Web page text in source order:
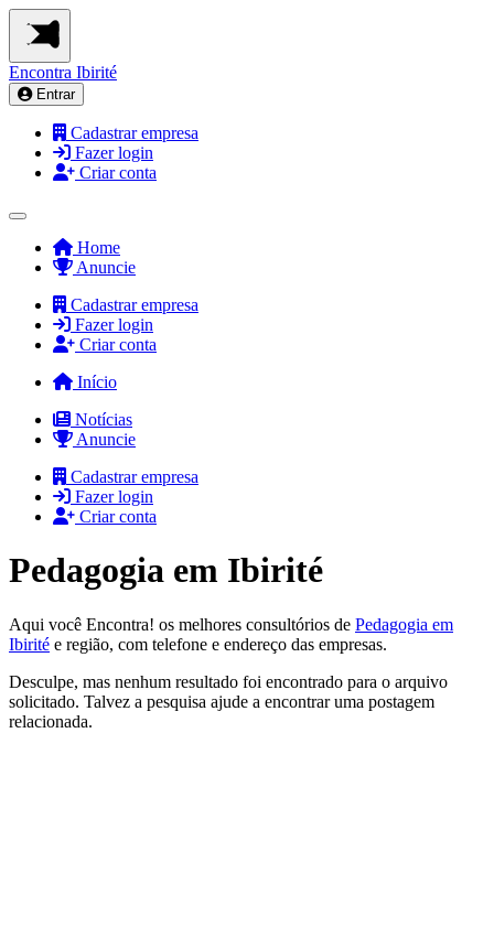
Encontra Ibirité
Entrar
Cadastrar empresa
Fazer login
Criar conta
Home
Anuncie
Cadastrar empresa
Fazer login
Criar conta
Início
Notícias
Anuncie
Cadastrar empresa
Fazer login
Criar conta
Pedagogia em Ibirité
Aqui você Encontra! os melhores consultórios de Pedagogia em
Ibirité e região, com telefone e endereço das empresas.
Desculpe, mas nenhum resultado foi encontrado para o arquivo
solicitado. Talvez a pesquisa ajude a encontrar uma postagem
relacionada.